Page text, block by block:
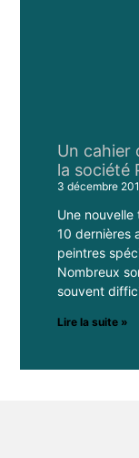
Un cahier
la société
3 décembre
Une nouvelle
10 dernières
peintres
Nombreux
souvent
Lire la suite »